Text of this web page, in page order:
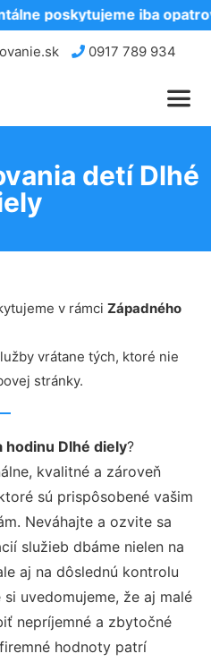
poskytujeme iba
0917 789 934
detí Dlhé
v rámci Západného
vrátane tých, ktoré nie
stránky.
hodinu Dlhé diely?
kvalitné a zároveň
sú prispôsobené vašim
Neváhajte a ozvite sa
služieb dbáme nielen na
aj na dôslednú kontrolu
uvedomujeme, že aj malé
nepríjemné a zbytočné
hodnoty patrí